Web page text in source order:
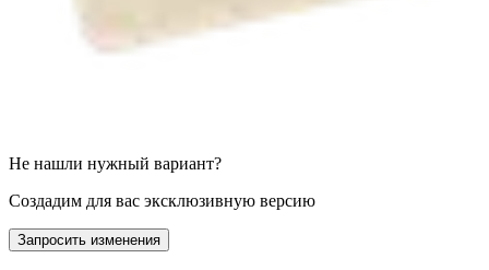
Не нашли нужный вариант?
Создадим для вас эксклюзивную версию
Запросить изменения